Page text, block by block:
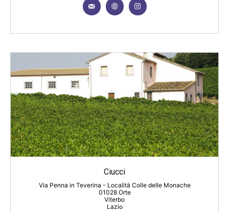
Ciucci
Via Penna in Teverina - Località Colle delle Monache
01028 Orte
Viterbo
Lazio